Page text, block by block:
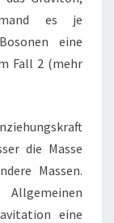
es je
eine
Fall 2 (mehr
die Masse
Massen.
eine